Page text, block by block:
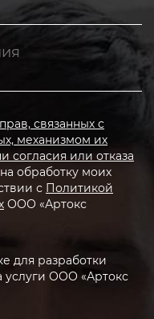
связанных с
механизмом их
согласия или отказа
обработку моих
с Политикой
ООО «Артокс
для разработки
услуги ООО «Артокс